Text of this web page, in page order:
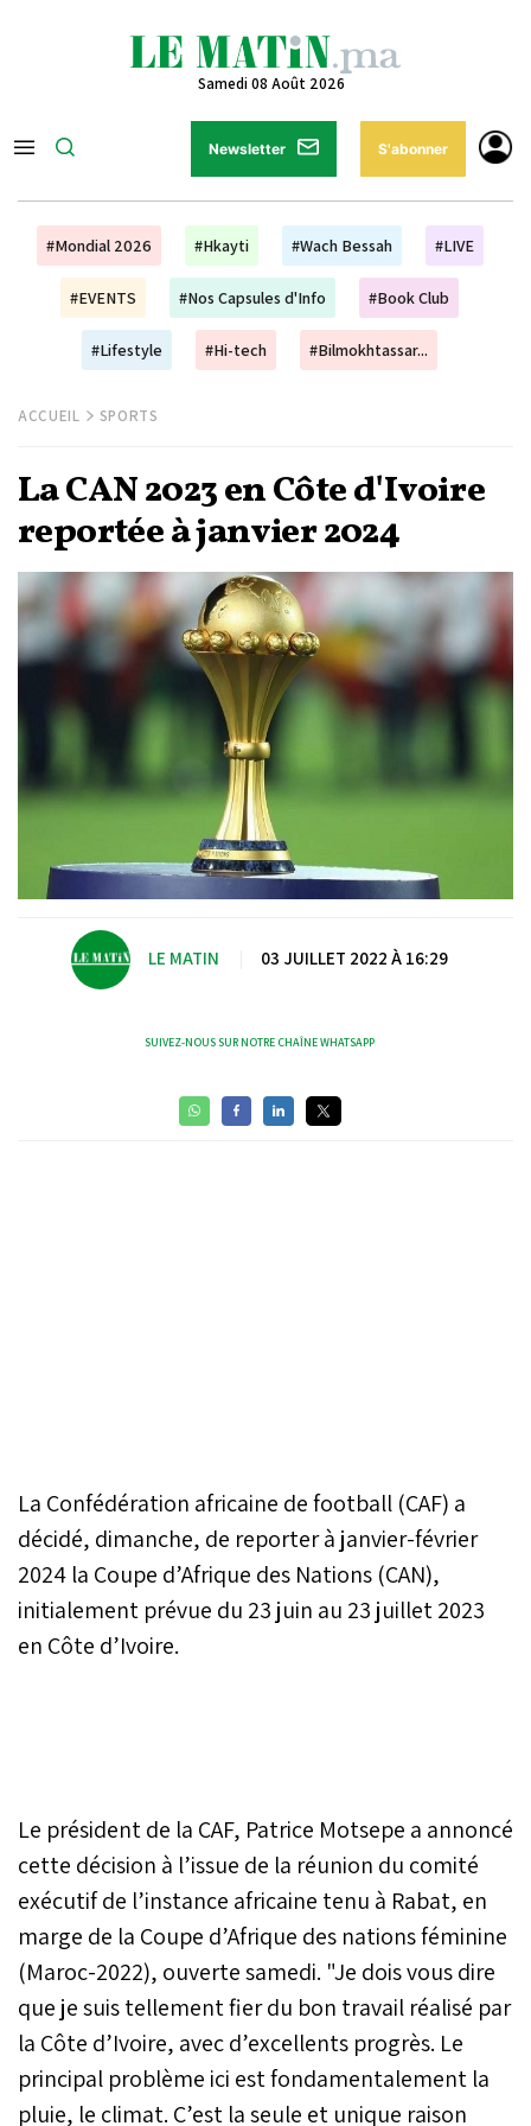
Samedi 08 Août 2026
Newsletter S'abonner
#Mondial 2026 #Hkayti #Wach Bessah #LIVE
#EVENTS #Nos Capsules d'Info #Book Club
#Lifestyle #Hi-tech #Bilmokhtassar...
ACCUEIL SPORTS
La CAN 2023 en Côte d'Ivoire
reportée à janvier 2024
LE MATIN 03 JUILLET 2022 À 16:29
SUIVEZ-NOUS SUR NOTRE CHAÎNE WHATSAPP
La Confédération africaine de football (CAF) a
décidé, dimanche, de reporter à janvier-février
2024 la Coupe d’Afrique des Nations (CAN),
initialement prévue du 23 juin au 23 juillet 2023
en Côte d’Ivoire.
Le président de la CAF, Patrice Motsepe a annoncé
cette décision à l’issue de la réunion du comité
exécutif de l’instance africaine tenu à Rabat, en
marge de la Coupe d’Afrique des nations féminine
(Maroc-2022), ouverte samedi. "Je dois vous dire
que je suis tellement fier du bon travail réalisé par
la Côte d’Ivoire, avec d’excellents progrès. Le
principal problème ici est fondamentalement la
pluie, le climat. C’est la seule et unique raison